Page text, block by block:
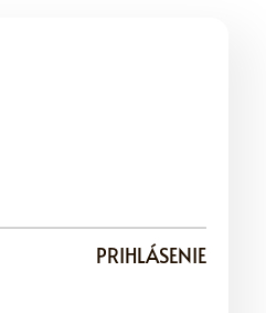
PRIHLÁSENIE